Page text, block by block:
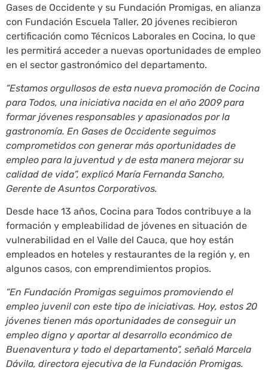
Gases de Occidente y su Fundación Promigas, en alianza
con Fundación Escuela Taller, 20 jóvenes recibieron
certificación como Técnicos Laborales en Cocina, lo que
les permitirá acceder a nuevas oportunidades de empleo
en el sector gastronómico del departamento.
“Estamos orgullosos de esta nueva promoción de Cocina
para Todos, una iniciativa nacida en el año 2009 para
formar jóvenes responsables y apasionados por la
gastronomía. En Gases de Occidente seguimos
comprometidos con generar más oportunidades de
empleo para la juventud y de esta manera mejorar su
calidad de vida”, explicó María Fernanda Sancho,
Gerente de Asuntos Corporativos.
Desde hace 13 años, Cocina para Todos contribuye a la
formación y empleabilidad de jóvenes en situación de
vulnerabilidad en el Valle del Cauca, que hoy están
empleados en hoteles y restaurantes de la región y, en
algunos casos, con emprendimientos propios.
“En Fundación Promigas seguimos promoviendo el
empleo juvenil con este tipo de iniciativas. Hoy, estos 20
jóvenes tienen más oportunidades de conseguir un
empleo digno y aportar al desarrollo económico de
Buenaventura y todo el departamento”, señaló Marcela
Dávila, directora ejecutiva de la Fundación Promigas.